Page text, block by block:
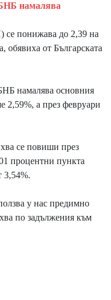
намалява
понижава до 2,39 на
обявиха от Българската
намалява основния
2,59%, а през февруари
се повиши през
процентни пункта
3,54%.
у нас предимно
по задължения към